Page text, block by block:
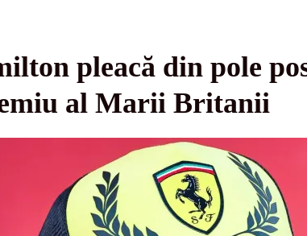
pleacă din pole
al Marii Britanii